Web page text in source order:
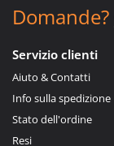
Domande?
Servizio clienti
Aiuto & Contatti
Info sulla spedizione
Stato dell'ordine
Resi